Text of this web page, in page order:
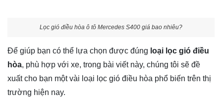
Lọc gió điều hòa ô tô Mercedes S400 giá bao nhiêu?
Để giúp bạn có thể lựa chọn được đúng loại lọc gió điều
hòa, phù hợp với xe, trong bài viết này, chúng tôi sẽ đề
xuất cho bạn một vài loại lọc gió điều hòa phổ biến trên thị
trường hiện nay.